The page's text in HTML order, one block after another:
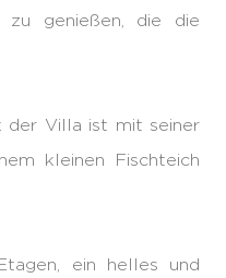
genießen, die die
der Villa ist mit seiner
kleinen Fischteich
ein helles und